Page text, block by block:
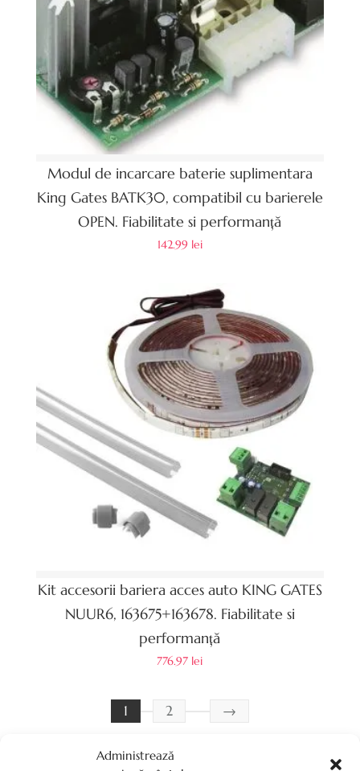
Administrează
Modul de incarcare baterie suplimentara
King Gates BATK30, compatibil cu barierele
OPEN. Fiabilitate si performanță
142.99 lei
Kit accesorii bariera acces auto KING GATES
NUUR6, 163675+163678. Fiabilitate si
performanță
776.97 lei
1 2 →